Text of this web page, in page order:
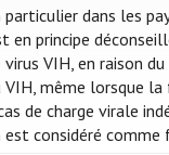
dans les
en principe
VIH, en raison du
VIH, même lorsque
de charge virale
considéré comme